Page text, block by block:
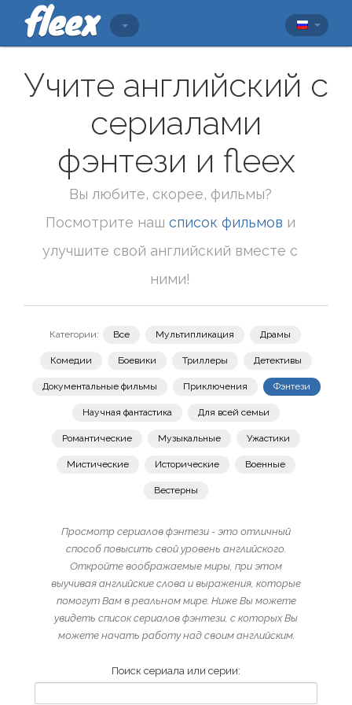
Учите английский с
сериалами
фэнтези и fleex
Вы любите, скорее, фильмы?
Посмотрите наш список фильмов и
улучшите свой английский вместе с
ними!
Категории: Все Мультипликация Драмы
Комедии Боевики Триллеры Детективы
Документальные фильмы Приключения Фэнтези
Научная фантастика Для всей семьи
Романтические Музыкальные Ужастики
Мистические Исторические Военные
Вестерны
Просмотр сериалов фэнтези - это отличный
способ повысить свой уровень английского.
Откройте воображаемые миры, при этом
выучивая английские слова и выражения, которые
помогут Вам в реальном мире. Ниже Вы можете
увидеть список сериалов фэнтези, с которых Вы
можете начать работу над своим английским.
Поиск сериала или серии: